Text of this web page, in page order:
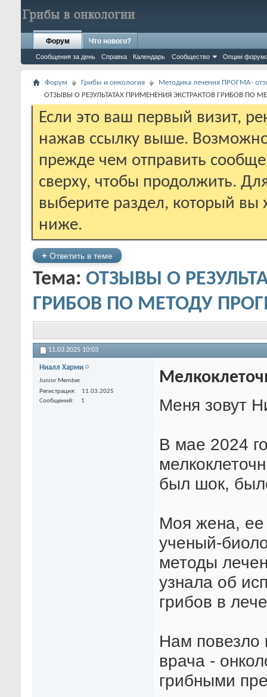
Форум
Сообщения за день Справка Календарь Сообщество Опции
Что нового?
Форум Грибы и онкология
Методика лечения ПРОГМА-
ОТЗЫВЫ О РЕЗУЛЬТАТАХ ПРИМЕНЕНИЯ ЭКСТРАКТОВ ГРИБОВ ПО
Если это ваш первый визит,
нажав ссылку выше.
прежде чем отправить
сверху, чтобы продолжить.
выберите раздел, который вы
ниже.
+ Ответить в теме
Тема: ОТЗЫВЫ О
ГРИБОВ ПО МЕТОДУ
11.03.2025 10:03
Ниалл Харми
Junior Member
Регистрация
11.03.2025
Сообщений
1 Меня зовут
В мае 2024
был шок,
Моя жена, ее
ученый-
методы
узнала об
грибов в
Нам повезло
врача -
грибными